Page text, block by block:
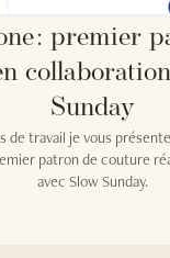
: premier
Sunday
de travail je vous
patron de couture
avec Slow Sunday.